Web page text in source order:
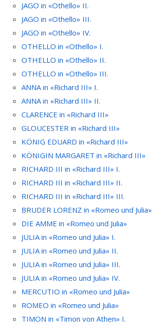
JAGO in «Othello» II.
JAGO in «Othello» III.
JAGO in «Othello» IV.
OTHELLO in «Othello» I.
OTHELLO in «Othello» II.
OTHELLO in «Othello» III.
ANNA in «Richard III» I.
ANNA in «Richard III» II.
CLARENCE in «Richard III»
GLOUCESTER in «Richard III»
KÖNIG EDUARD in «Richard III»
KÖNIGIN MARGARET in «Richard III»
RICHARD III in «Richard III» I.
RICHARD III in «Richard III» II.
RICHARD III in «Richard III» III.
BRUDER LORENZ in «Romeo und Julia»
DIE AMME in «Romeo und Julia»
JULIA in «Romeo und Julia» I.
JULIA in «Romeo und Julia» II.
JULIA in «Romeo und Julia» III.
JULIA in «Romeo und Julia» IV.
MERCUTIO in «Romeo und Julia»
ROMEO in «Romeo und Julia»
TIMON in «Timon von Athen» I.